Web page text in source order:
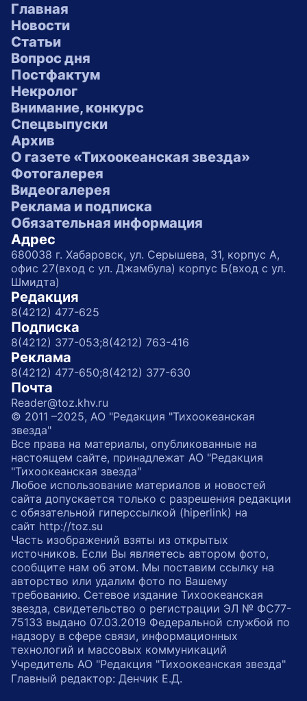
Главная
Новости
Статьи
Вопрос дня
Постфактум
Некролог
Внимание, конкурс
Спецвыпуски
Архив
О газете «Тихоокеанская звезда»
Фотогалерея
Видеогалерея
Реклама и подписка
Обязательная информация
Адрес
680038 г. Хабаровск, ул. Серышева, 31, корпус А,
офис 27(вход с ул. Джамбула) корпус Б(вход с ул.
Шмидта)
Редакция
8(4212) 477-625
Подписка
8(4212) 377-053;8(4212) 763-416
Реклама
8(4212) 477-650;8(4212) 377-630
Почта
Reader@toz.khv.ru
© 2011 –2025, АО "Редакция "Тихоокеанская
звезда"
Все права на материалы, опубликованные на
настоящем сайте, принадлежат АО "Редакция
"Тихоокеанская звезда"
Любое использование материалов и новостей
сайта допускается только с разрешения редакции
с обязательной гиперссылкой (hiperlink) на
сайт http://toz.su
Часть изображений взяты из открытых
источников. Если Вы являетесь автором фото,
сообщите нам об этом. Мы поставим ссылку на
авторство или удалим фото по Вашему
требованию. Сетевое издание Тихоокеанская
звезда, свидетельство о регистрации ЭЛ № ФС77-
75133 выдано 07.03.2019 Федеральной службой по
надзору в сфере связи, информационных
технологий и массовых коммуникаций
Учредитель АО "Редакция "Тихоокеанская звезда"
Главный редактор: Денчик Е.Д.